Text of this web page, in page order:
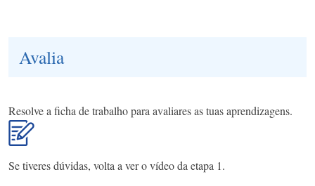
Avalia
Resolve a ficha de trabalho para avaliares as tuas aprendizagens.
Se tiveres dúvidas, volta a ver o vídeo da etapa 1.